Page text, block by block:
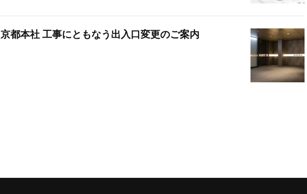
京都本社 工事にともなう出入口変更のご案内